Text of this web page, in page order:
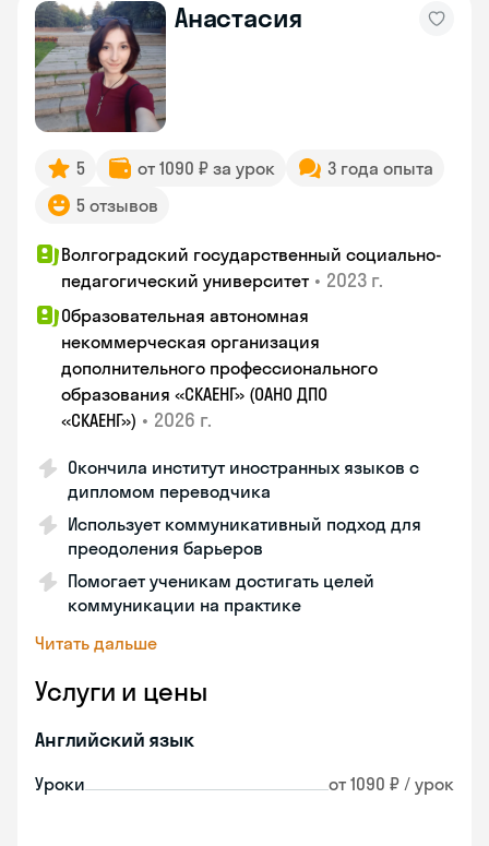
Анастасия
5 от 1090 ₽ за урок
3 года опыта
5 отзывов
Волгоградский государственный социально-
педагогический университет • 2023 г.
Образовательная автономная
некоммерческая организация
дополнительного профессионального
образования «СКАЕНГ» (ОАНО ДПО
«СКАЕНГ») • 2026 г.
Окончила институт иностранных языков с
дипломом переводчика
Использует коммуникативный подход для
преодоления барьеров
Помогает ученикам достигать целей
коммуникации на практике
Читать дальше
Услуги и цены
Английский язык
Уроки от 1090 ₽ / урок